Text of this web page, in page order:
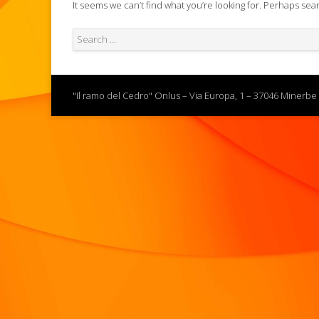
It seems we can’t find what you’re looking for. Perhaps
"Il ramo del Cedro" Onlus – Via Europa, 1 – 37046 Minerbe